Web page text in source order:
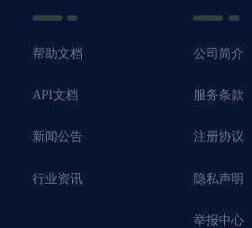
帮助文档
API文档
新闻公告
行业资讯
公司简介
服务条款
注册协议
隐私声明
举报中心